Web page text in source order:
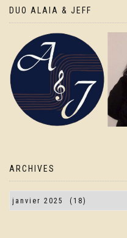
DUO ALAIA & JEFF
ARCHIVES